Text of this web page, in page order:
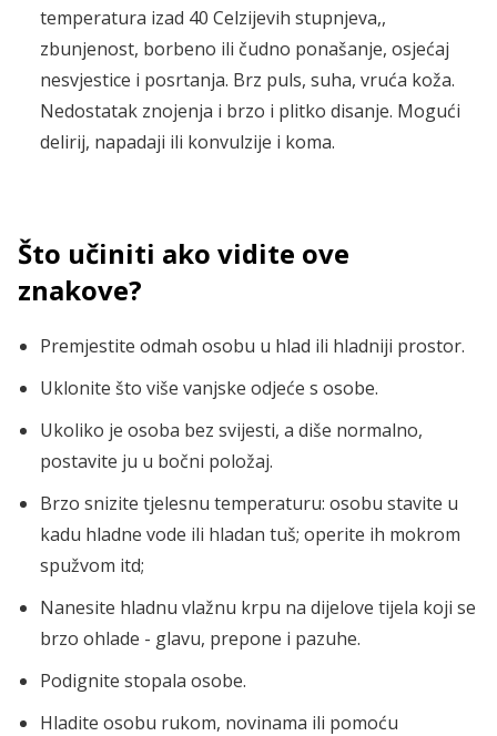
temperatura izad 40 Celzijevih stupnjeva,,
zbunjenost, borbeno ili čudno ponašanje, osjećaj
nesvjestice i posrtanja. Brz puls, suha, vruća koža.
Nedostatak znojenja i brzo i plitko disanje. Mogući
delirij, napadaji ili konvulzije i koma.
Što učiniti ako vidite ove
znakove?
Premjestite odmah osobu u hlad ili hladniji prostor.
Uklonite što više vanjske odjeće s osobe.
Ukoliko je osoba bez svijesti, a diše normalno,
postavite ju u bočni položaj.
Brzo snizite tjelesnu temperaturu: osobu stavite u
kadu hladne vode ili hladan tuš; operite ih mokrom
spužvom itd;
Nanesite hladnu vlažnu krpu na dijelove tijela koji se
brzo ohlade - glavu, prepone i pazuhe.
Podignite stopala osobe.
Hladite osobu rukom, novinama ili pomoću